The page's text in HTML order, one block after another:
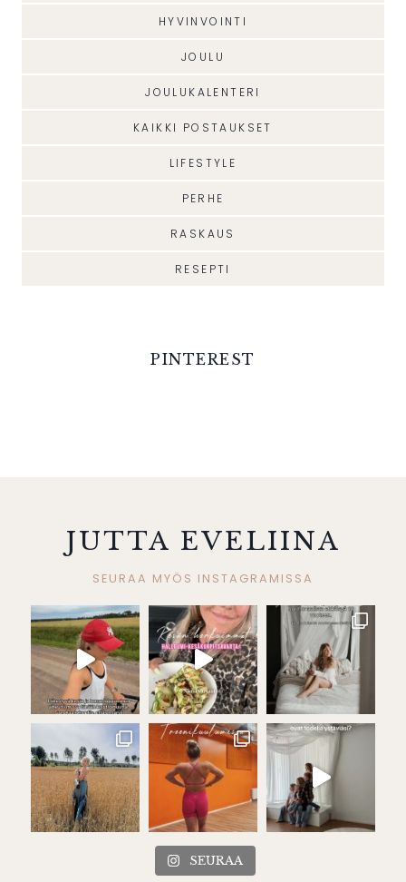
HYVINVOINTI
JOULU
JOULUKALENTERI
KAIKKI POSTAUKSET
LIFESTYLE
PERHE
RASKAUS
RESEPTI
PINTEREST
JUTTA EVELIINA
SEURAA MYÖS INSTAGRAMISSA
SEURAA